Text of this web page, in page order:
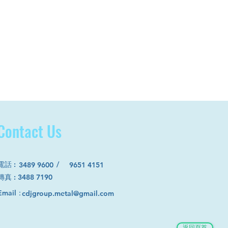
9651 4151
話 : /
：cdjgroup.metal@gmail.com
Us
3489 9600
真 : 3488 7190